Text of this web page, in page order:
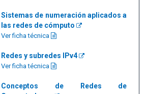
Sistemas de numeración aplicados a
las redes de cómputo
Ver ficha técnica
Redes y subredes IPv4
Ver ficha técnica
Conceptos de Redes de